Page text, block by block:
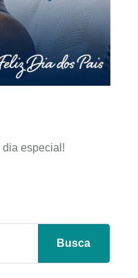
dia especial!
Busca